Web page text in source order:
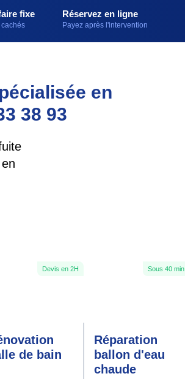
fixe
cachés
Réservez en ligne
Payez après l'intervention
en
38 93
Devis en 2H
de bain
Sous 40 min
Réparation
ballon d'eau
chaude